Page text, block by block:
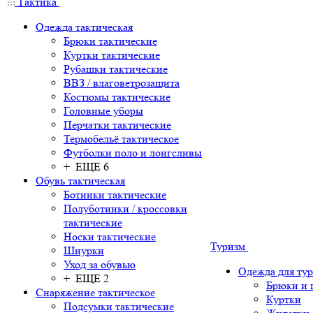
Одежда тактическая
Брюки тактические
Куртки тактические
Рубашки тактические
ВВЗ / влаговетрозащита
Костюмы тактические
Головные уборы
Перчатки тактические
Термобельё тактическое
Футболки поло и лонгсливы
+ ЕЩЕ 6
Обувь тактическая
Ботинки тактические
Полуботинки / кроссовки
тактические
Носки тактические
Шнурки
Уход за обувью
+ ЕЩЕ 2
Снаряжение тактическое
Подсумки тактические
Туризм
Одежда для
Брюки и
Куртки